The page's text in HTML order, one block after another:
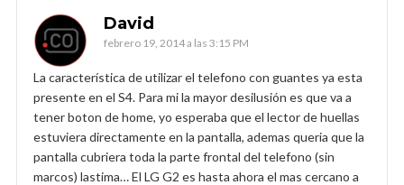
David
febrero 19, 2014 a las 3:15 PM
La característica de utilizar el telefono con guantes ya esta
presente en el S4. Para mi la mayor desilusión es que va a
tener boton de home, yo esperaba que el lector de huellas
estuviera directamente en la pantalla, ademas queria que la
pantalla cubriera toda la parte frontal del telefono (sin
marcos) lastima… El LG G2 es hasta ahora el mas cercano a